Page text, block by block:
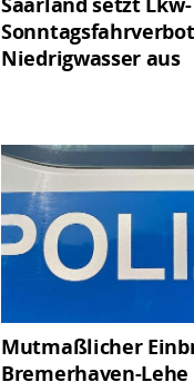
Niedrigwasser aus
Mutmaßlicher
Bremerhaven-Lehe